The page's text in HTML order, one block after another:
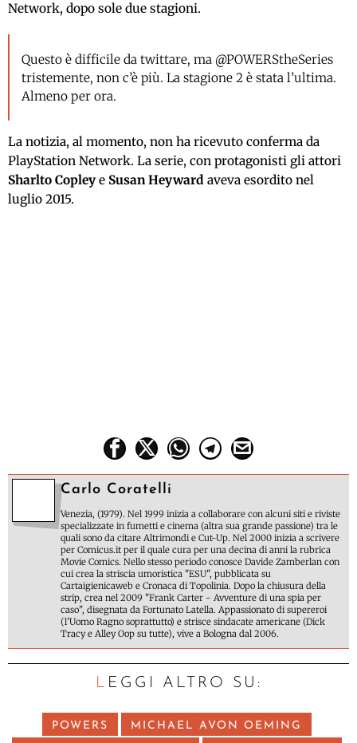
Network, dopo sole due stagioni.
Questo è difficile da twittare, ma @POWERStheSeries
tristemente, non c’è più. La stagione 2 è stata l’ultima.
Almeno per ora.
La notizia, al momento, non ha ricevuto conferma da
PlayStation Network. La serie, con protagonisti gli attori
Sharlto Copley e Susan Heyward aveva esordito nel
luglio 2015.
Carlo Coratelli
Venezia, (1979). Nel 1999 inizia a collaborare con alcuni siti e riviste
specializzate in fumetti e cinema (altra sua grande passione) tra le
quali sono da citare Altrimondi e Cut-Up. Nel 2000 inizia a scrivere
per Comicus.it per il quale cura per una decina di anni la rubrica
Movie Comics. Nello stesso periodo conosce Davide Zamberlan con
cui crea la striscia umoristica "ESU", pubblicata su
Cartaigienicaweb e Cronaca di Topolinia. Dopo la chiusura della
strip, crea nel 2009 "Frank Carter - Avventure di una spia per
caso", disegnata da Fortunato Latella. Appassionato di supereroi
(l'Uomo Ragno soprattutto) e strisce sindacate americane (Dick
Tracy e Alley Oop su tutte), vive a Bologna dal 2006.
LEGGI ALTRO SU:
POWERS MICHAEL AVON OEMING